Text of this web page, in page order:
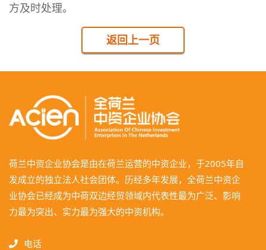
方及时处理。
返回上一页
荷兰中资企业协会是由在荷兰运营的中资企业，于2005年自
发成立的独立法人社会团体。历经多年发展，全荷兰中资企
业协会已经成为中荷双边经贸领域内代表性最为广泛、影响
力最为突出、实力最为强大的中资机构。
电话